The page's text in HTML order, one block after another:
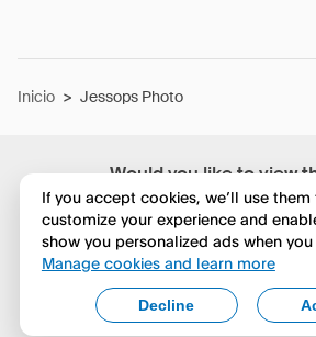
Would you like to view
in English?
No, seguir
Yes, change to
Inicio > Jessops Photo
If you accept cookies, we’ll use
customize your experience and
show you personalized ads when
Manage cookies and learn more
Decline